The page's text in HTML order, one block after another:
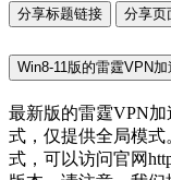
分享标题链接 分享页
Win8-11版的雷霆VPN
最新版的雷霆VPN加
式，仅提供全局模式
式，可以访问官网